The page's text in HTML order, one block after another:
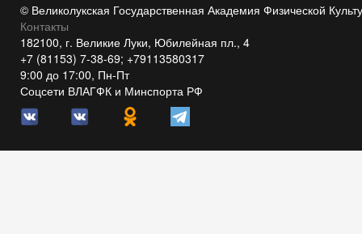
© Великолукская Государственная Академия Физической
Контакты
182100, г. Великие Луки, Юбилейная пл., 4
+7 (81153) 7-38-69; +79113580317
9:00 до 17:00, Пн-Пт
Соцсети ВЛАГФК и Минспорта РФ